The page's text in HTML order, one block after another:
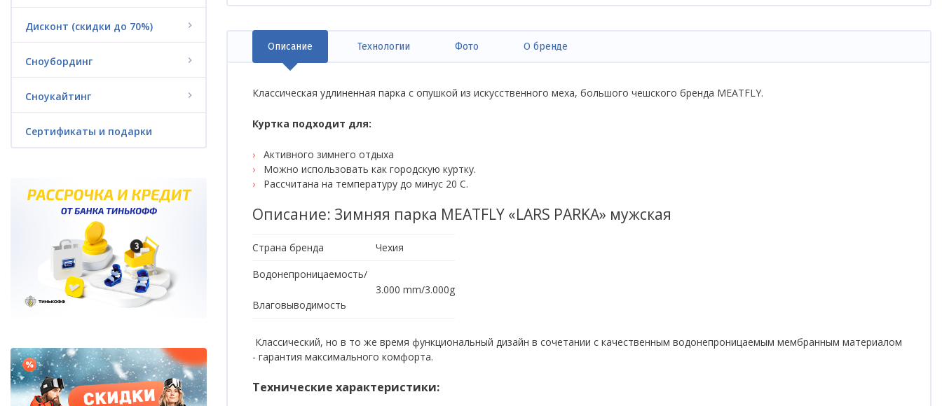
Аксессуары
Пончо из флиса
Водные аттракционы
(надувные)
Батуты
Сертификаты и подарки
Яхтенная одежда
Дисконт (скидки до 70%)
Сноубординг
Сноукайтинг
Сертификаты и подарки
Описание
(активная
вкладка)
Технологии Фото О бренде
Классическая удлиненная парка с опушкой из искусственного меха, большого чешского бренда MEATFLY.
Куртка подходит для:
Активного зимнего отдыха
Можно использовать как городскую куртку.
Рассчитана на температуру до минус 20 С.
Описание: Зимняя парка MEATFLY «LARS PARKA» мужская
Страна бренда
Чехия
Водонепроницаемость/
Влаговыводимость
3.000 mm/3.000g
Классический, но в то же время функциональный дизайн в сочетании с качественным водонепроницаемым мембранным материалом
- гарантия максимального комфорта.
Технические характеристики: